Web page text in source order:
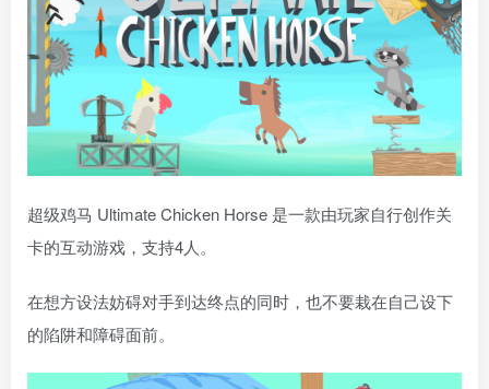
超级鸡马 Ultimate Chicken Horse 是一款由玩家自行创作关
卡的互动游戏，支持4人。
在想方设法妨碍对手到达终点的同时，也不要栽在自己设下
的陷阱和障碍面前。